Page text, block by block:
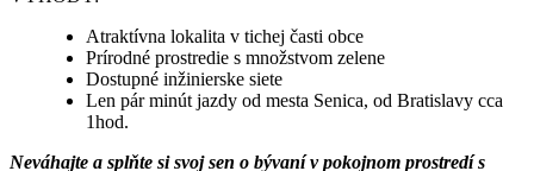
Atraktívna lokalita v tichej časti obce
Prírodné prostredie s množstvom zelene
Dostupné inžinierske siete
Len pár minút jazdy od mesta Senica, od Bratislavy cca
1hod.
Neváhajte a splňte si svoj sen o bývaní v pokojnom prostredí s